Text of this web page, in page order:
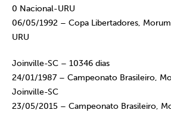
0 Nacional-URU
06/05/1992 – Copa Libertadores,
URU
Joinville-SC – 10346 dias
24/01/1987 – Campeonato Brasileiro,
Joinville-SC
23/05/2015 – Campeonato Brasileiro,